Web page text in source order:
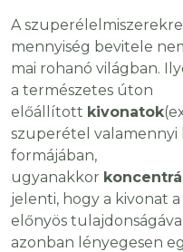
A
mennyiség bevitele
mai rohanó világban.
a természetes úton
előállított kivonatok
szuperétel
formájában,
ugyanakkor
jelenti, hogy a kivonat
előnyös
azonban lényegesen